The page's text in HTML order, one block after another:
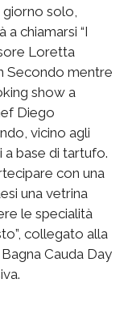
solo,
chiamarsi “I
Loretta
Secondo mentre
show a
Diego
vicino agli
a base di tartufo.
con una
una vetrina
le specialità
collegato alla
Cauda Day